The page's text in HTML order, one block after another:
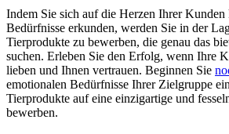
Indem Sie sich auf die Herzen Ihrer
Bedürfnisse erkunden, werden Sie in der
Tierprodukte ⁢zu bewerben, die ⁣genau​ das
suchen. Erleben Sie den Erfolg, ⁣wenn Ihre
lieben und Ihnen vertrauen. Beginnen Sie
emotionalen Bedürfnisse Ihrer Zielgruppe
Tierprodukte auf eine einzigartige und
⁣bewerben.